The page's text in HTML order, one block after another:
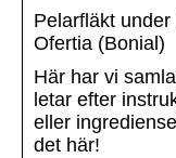
Pelarfläkt
Ofertia (Bonial)
Här har vi
letar efter
eller
det här!